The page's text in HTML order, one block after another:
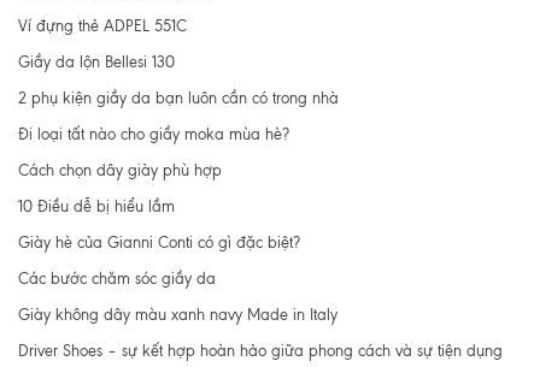
Ví đựng thẻ ADPEL 551C
Giầy da lộn Bellesi 130
2 phụ kiện giầy da bạn luôn cần có trong nhà
Đi loại tất nào cho giầy moka mùa hè?
Cách chọn dây giày phù hợp
10 Điều dễ bị hiểu lầm
Giày hè của Gianni Conti có gì đặc biệt?
Các bước chăm sóc giầy da
Giày không dây màu xanh navy Made in Italy
Driver Shoes – sự kết hợp hoàn hảo giữa phong cách và sự tiện dụng